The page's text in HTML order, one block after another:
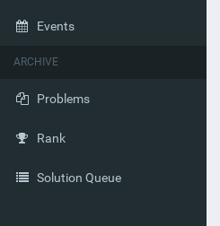
Events
ARCHIVE
Problems
Rank
Solution Queue